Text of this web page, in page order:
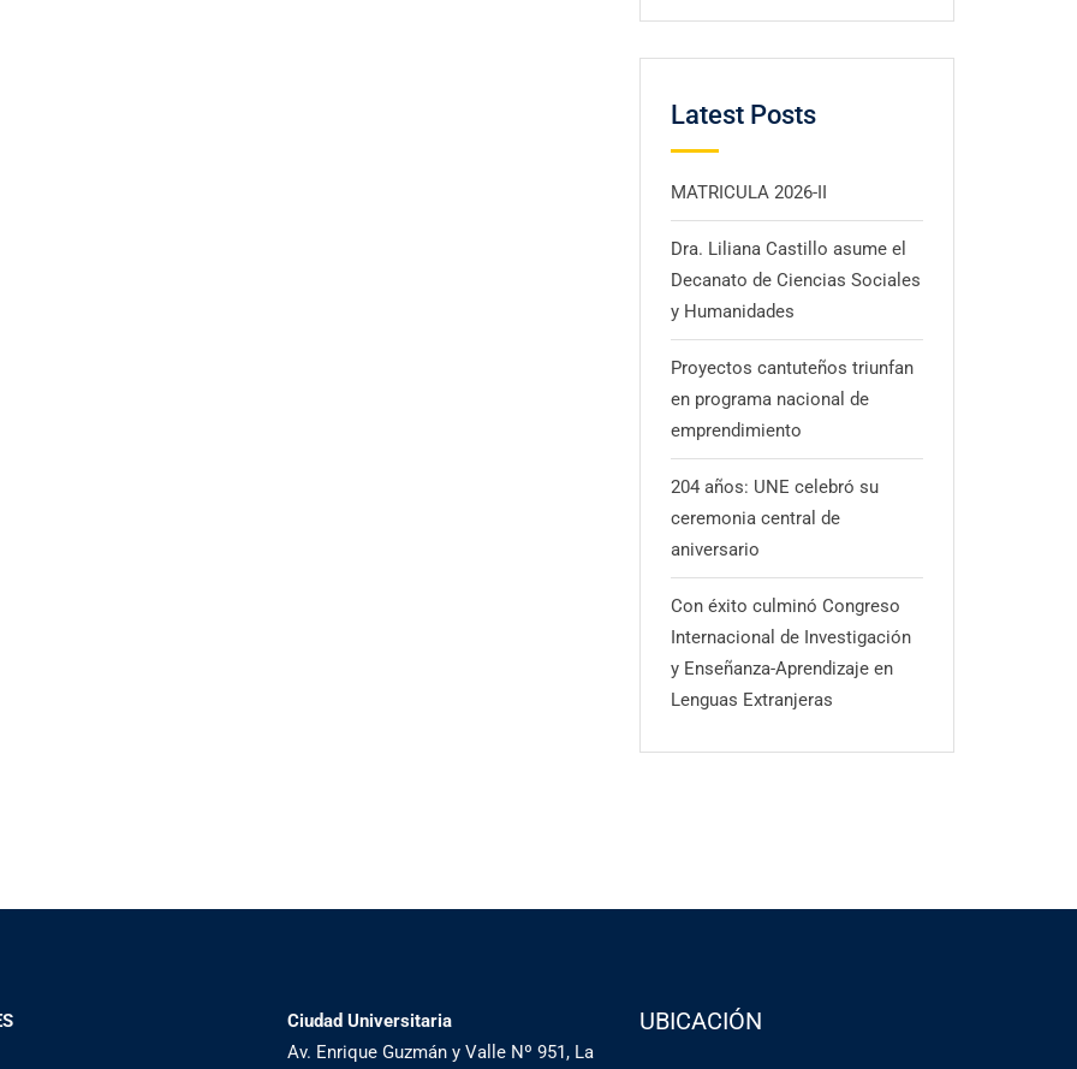
Latest Posts
MATRICULA 2026-II
Dra. Liliana Castillo asume el
Decanato de Ciencias Sociales
y Humanidades
Proyectos cantuteños triunfan
en programa nacional de
emprendimiento
204 años: UNE celebró su
ceremonia central de
aniversario
Con éxito culminó Congreso
Internacional de Investigación
y Enseñanza-Aprendizaje en
Lenguas Extranjeras
Ciudad Universitaria
Av. Enrique Guzmán y Valle Nº 951, La
UBICACIÓN